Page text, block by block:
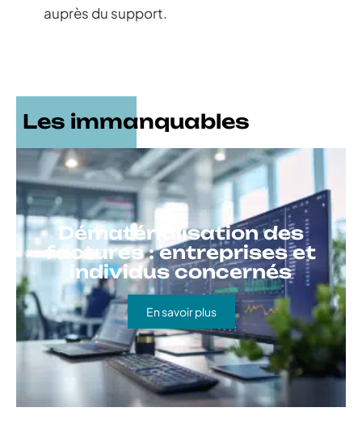
auprès du support.
Les immanquables
Dématérialisation des
factures : entreprises et
individus concernés
En savoir plus